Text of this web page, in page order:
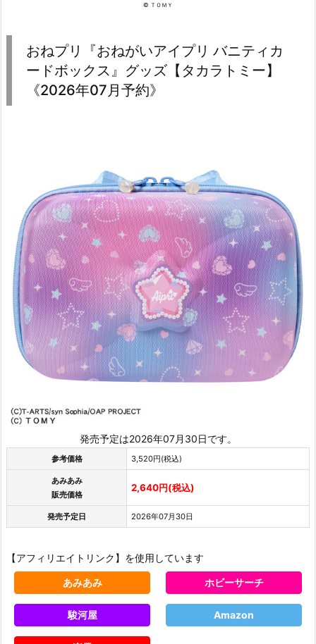
© ＴＯＭＹ
おねプリ『おねがいアイプリ バニティカ
ードボックス』グッズ【タカラトミー】
《2026年07月予約》
発売予定は2026年07月30日です。
参考価格 3,520円(税込)
あみあみ
販売価格
2,640円(税込)
発売予定日 2026年07月30日
【アフィリエイトリンク】を使用しています
あみあみ ホビーサーチ
駿河屋 Amazon